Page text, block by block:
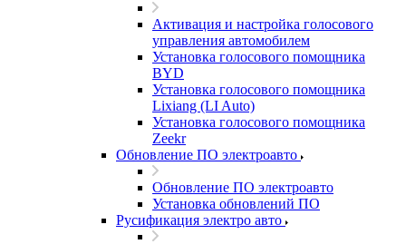
Активация и настройка голосового
управления автомобилем
Установка голосового помощника
BYD
Установка голосового помощника
Lixiang (LI Auto)
Установка голосового помощника
Zeekr
Обновление ПО электроавто
Обновление ПО электроавто
Установка обновлений ПО
Русификация электро авто